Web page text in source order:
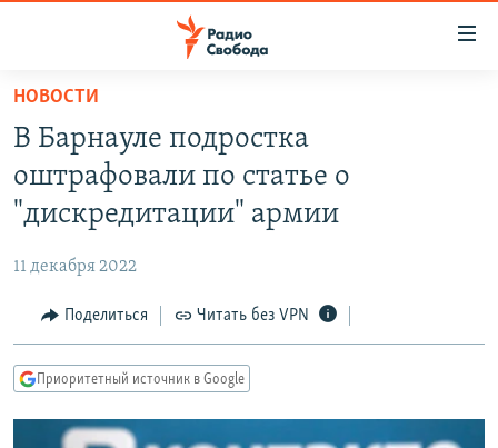
упрощенного
доступа
основному
Вернутся
Вернутся
поиску
ПОДКАСТЫ
АВТОРСКИЕ ПРОЕКТЫ
МНЕНИЯ
КУЛЬТУРА
КАВКАЗ.РЕАЛИИ
СЕВЕР.РЕАЛИИ
НОВОСТИ
В Барнауле подростка
оштрафовали по статье о
"дискредитации" армии
11 декабря 2022
Поделиться Читать без VPN
Приоритетный источник в Google